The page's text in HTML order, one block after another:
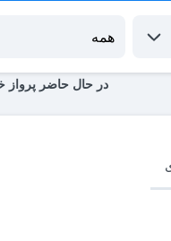
در حال حاضر پرواز